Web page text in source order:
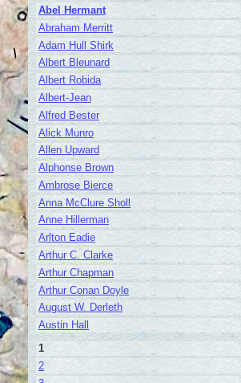
Abel Hermant
Abraham Merritt
Adam Hull Shirk
Albert Bleunard
Albert Robida
Albert-Jean
Alfred Bester
Alick Munro
Allen Upward
Alphonse Brown
Ambrose Bierce
Anna McClure Sholl
Anne Hillerman
Arlton Eadie
Arthur C. Clarke
Arthur Chapman
Arthur Conan Doyle
August W. Derleth
Austin Hall
1
2